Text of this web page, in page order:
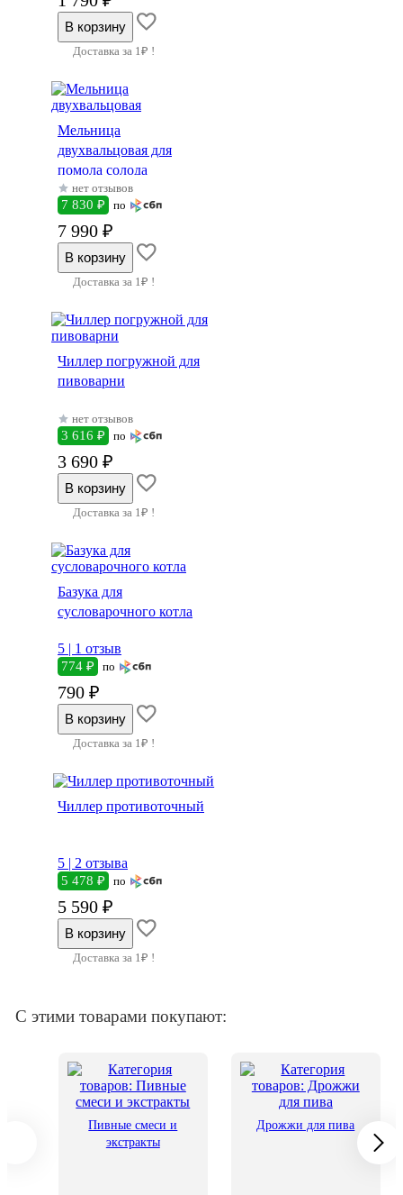
Доставка за 1₽ !
Мельница
двухвальцовая для
помола солода
нет отзывов
7 830 ₽ по
7 990 ₽
Доставка за 1₽ !
Чиллер погружной для
пивоварни
нет отзывов
3 616 ₽ по
3 690 ₽
Доставка за 1₽ !
Базука для
сусловарочного котла
5 | 1 отзыв
774 ₽ по
790 ₽
Доставка за 1₽ !
Чиллер противоточный
5 | 2 отзыва
5 478 ₽ по
5 590 ₽
Доставка за 1₽ !
С этими товарами покупают:
Пивные смеси и
экстракты
Дрожжи для пива